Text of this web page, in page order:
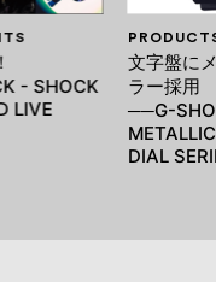
- SHOCK
LIVE
文字盤に
ラー採用
──G-
DIAL